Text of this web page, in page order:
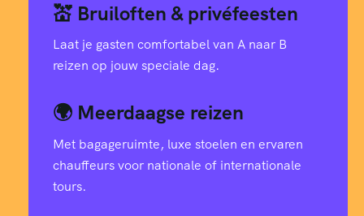
💒 Bruiloften & privéfeesten
Laat je gasten comfortabel van A naar B
reizen op jouw speciale dag.
🌍 Meerdaagse reizen
Met bagageruimte, luxe stoelen en ervaren
chauffeurs voor nationale of internationale
tours.